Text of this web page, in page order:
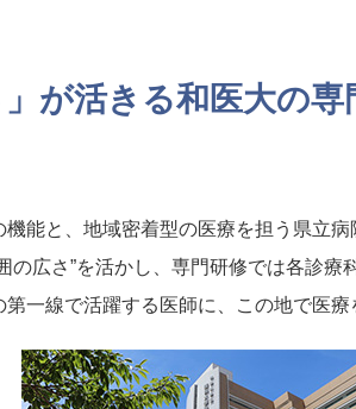
が活きる和医大の専
能と、地域密着型の医療を担う県立
の広さ”を活かし、専門研修では各診
一線で活躍する医師に、この地で医